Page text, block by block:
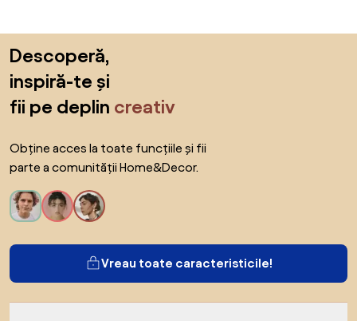
Descoperă,
inspiră-te și
fii pe deplin creativ
Obține acces la toate funcțiile și fii
parte a comunității Home&Decor.
Vreau toate caracteristicile!